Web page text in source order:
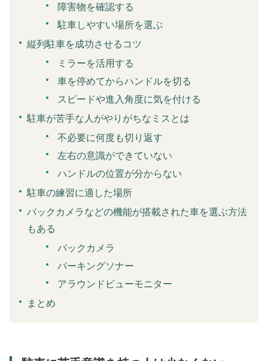
障害物を確認する
駐車しやすい場所を選ぶ
縦列駐車を成功させるコツ
ミラーを活用する
車を停めてからハンドルを切る
スピードや進入角度に気を付ける
駐車が苦手な人がやりがちなミスとは
不必要に何度も切り返す
左右の意識ができていない
ハンドルの位置が分からない
駐車の練習に適した場所
バックカメラなどの機能が搭載された車を選ぶ方法
もある
バックカメラ
パーキングソナー
アラウンドビューモニター
まとめ